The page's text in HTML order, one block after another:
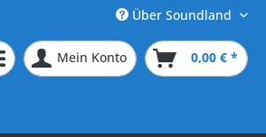
Über Soundland
Mein Konto 0,00 € *